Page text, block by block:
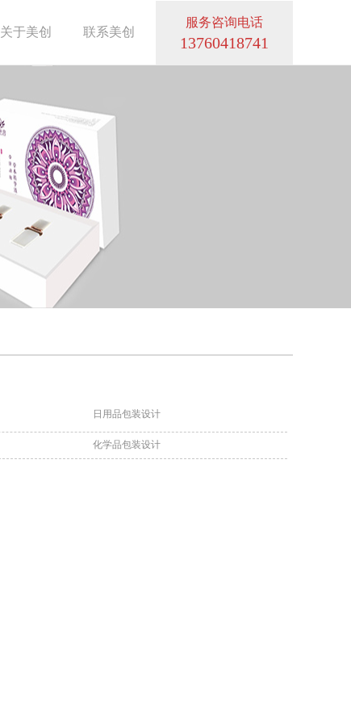
日用品包装设计
化学品包装设计
服务咨询电话
13760418741
关于美创 联系美创